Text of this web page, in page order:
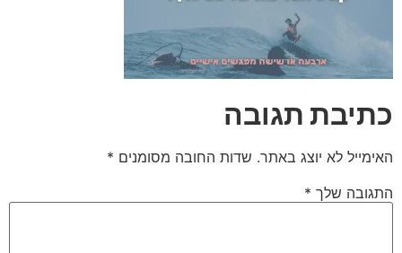
כתיבת תגובה
האימייל לא יוצג באתר. שדות החובה מסומנים *
התגובה שלך *